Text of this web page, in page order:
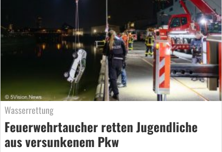
Wasserrettung
Feuerwehrtaucher retten Jugendliche
aus versunkenem Pkw